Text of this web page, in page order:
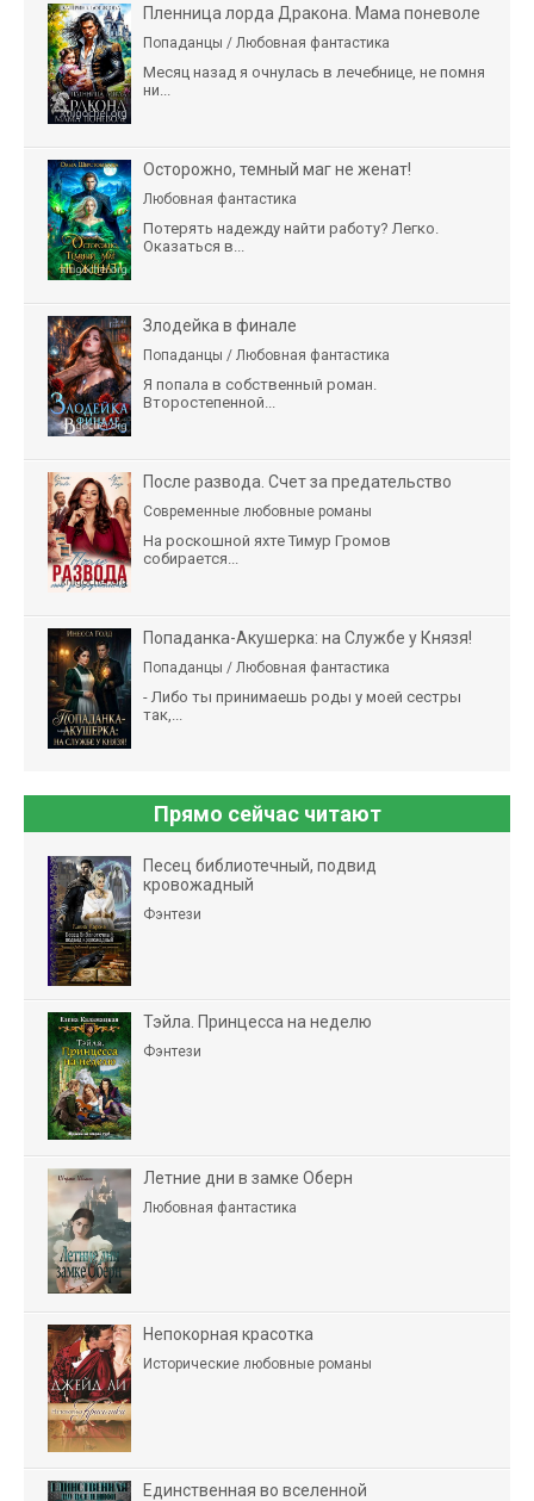
Пленница лорда Дракона. Мама поневоле
Попаданцы / Любовная фантастика
Месяц назад я очнулась в лечебнице, не помня
ни...
Осторожно, темный маг не женат!
Любовная фантастика
Потерять надежду найти работу? Легко.
Оказаться в...
Злодейка в финале
Попаданцы / Любовная фантастика
Я попала в собственный роман.
Второстепенной...
После развода. Счет за предательство
Современные любовные романы
На роскошной яхте Тимур Громов
собирается...
Попаданка-Акушерка: на Службе у Князя!
Попаданцы / Любовная фантастика
- Либо ты принимаешь роды у моей сестры
так,...
Прямо сейчас читают
Песец библиотечный, подвид
кровожадный
Фэнтези
Тэйла. Принцесса на неделю
Фэнтези
Летние дни в замке Оберн
Любовная фантастика
Непокорная красотка
Исторические любовные романы
Единственная во вселенной